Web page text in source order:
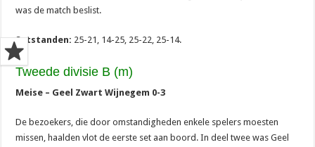
was de match beslist.
Setstanden: 25-21, 14-25, 25-22, 25-14.
Tweede divisie B (m)
Meise – Geel Zwart Wijnegem 0-3
De bezoekers, die door omstandigheden enkele spelers moesten
missen, haalden vlot de eerste set aan boord. In deel twee was Geel